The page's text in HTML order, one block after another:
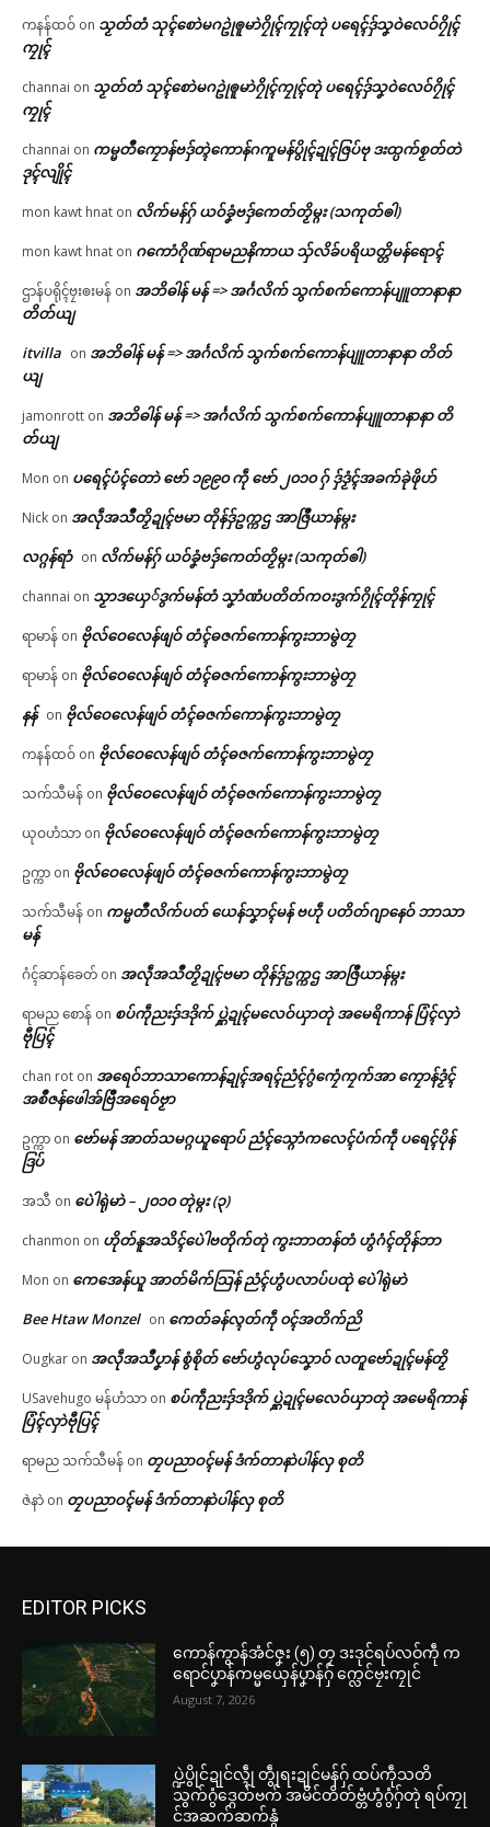
ကနန်ထဝ် on သၟတ်တံ သုၚ်စောဲမဂဥုဲၜူမာဲဂၠိုၚ်ကၠုၚ်တုဲ ပရေၚ်ဒှ်သၞဝဲလေဝ်ဂၠိုၚ်
ကၠုၚ်
channai on သၟတ်တံ သုၚ်စောဲမဂဥုဲၜူမာဲဂၠိုၚ်ကၠုၚ်တုဲ ပရေၚ်ဒှ်သၞဝဲလေဝ်ဂၠိုၚ်
ကၠုၚ်
channai on ကမ္မတဳကၠောန်ဗဒှ်တ္ၚဲကောန်ဂကူမန်ပွိုၚ်ဍုၚ်ဇြပ်ဗု ဒးထ္ပက်စၟတ်တဲ
ဒုၚ်လျိုၚ်
mon kawt hnat on လိက်မန်ဂှ် ယဝ်ခၞံဗဒှ်ကေတ်တၟိမ္ဂး (သကုတ်ၜါ)
mon kawt hnat on ဂကောံဂိုဏ်ရာမညနိကာယ သှ်လိခ်ပရိယတ္တိမန်ရောၚ်
ဌာန်ပရိုၚ်ဗၠးၜးမန် on အဘိဓါန် မန် => အၚ်္ဂလိက် သွက်စက်ကောန်ပျူတာနာနာ
တိတ်ယျ
itvilla on အဘိဓါန် မန် => အၚ်္ဂလိက် သွက်စက်ကောန်ပျူတာနာနာ တိတ်
ယျ
jamonrott on အဘိဓါန် မန် => အၚ်္ဂလိက် သွက်စက်ကောန်ပျူတာနာနာ တိ
တ်ယျ
Mon on ပရေၚ်ပံၚ်တောဲ ဗော် ၁၉၉၀ ကဵု ဗော် ၂၀၁၀ ဂှ် ဒှ်ဒၟံၚ်အခက်ခုဲဖိုဟ်
Nick on အလဵုအသဳတၟိဍုၚ်ဗမာ တိုန်ဒှ်ဥက္ကဌ အာဇြဳယာန်မ္ဂး
လဂ္ဂန်ရာံ on လိက်မန်ဂှ် ယဝ်ခၞံဗဒှ်ကေတ်တၟိမ္ဂး (သကုတ်ၜါ)
channai on သၟာဒယှေ်ဒွက်မန်တံ သၞာံဏံပတိတ်ကဝးဒွက်ဂၠိုၚ်တိုန်ကၠုၚ်
ရာမာန် on ဗိုလ်ဝေလေန်ဖျဝ် တံၚ်ဓဇက်ကောန်ကွးဘာမွဲတၠ
ရာမာန် on ဗိုလ်ဝေလေန်ဖျဝ် တံၚ်ဓဇက်ကောန်ကွးဘာမွဲတၠ
နန် on ဗိုလ်ဝေလေန်ဖျဝ် တံၚ်ဓဇက်ကောန်ကွးဘာမွဲတၠ
ကနန်ထဝ် on ဗိုလ်ဝေလေန်ဖျဝ် တံၚ်ဓဇက်ကောန်ကွးဘာမွဲတၠ
သက်သီမန် on ဗိုလ်ဝေလေန်ဖျဝ် တံၚ်ဓဇက်ကောန်ကွးဘာမွဲတၠ
ယုဝဟံသာ on ဗိုလ်ဝေလေန်ဖျဝ် တံၚ်ဓဇက်ကောန်ကွးဘာမွဲတၠ
ဥက္ကာ on ဗိုလ်ဝေလေန်ဖျဝ် တံၚ်ဓဇက်ကောန်ကွးဘာမွဲတၠ
သက်သီမန် on ကမ္မတဳလိက်ပတ် ယေန်သၞာၚ်မန် ဗဟဵု ပတိတ်ဂျာနေဝ် ဘာသာ
မန်
ဂံၚ်ဆာန်ခေတ် on အလဵုအသဳတၟိဍုၚ်ဗမာ တိုန်ဒှ်ဥက္ကဌ အာဇြဳယာန်မ္ဂး
ရာမည စောန် on စပ်ကဵုညးဒှ်ဒဒိုက် ပ္ဋဲဍုၚ်မလေဝ်ယှာတုဲ အမေရိကာန် ပြံၚ်လှာဲ
ဗီုပြၚ်
chan rot on အရေဝ်ဘာသာကောန်ဍုၚ်အရၚ်ညံၚ်ဂွံကၠေံကၠက်အာ ကၠောန်ဒၟံၚ်
အစဳဇန်ဖေါအ်ဗြဳအရေဝ်ဗၟာ
ဥက္ကာ on ဗော်မန် အာတ်သမဂ္ဂယူရောပ် ညံၚ်သ္ဂောံကလေၚ်ပံက်ကဵု ပရေၚ်ပိုန်
ဒြပ်
အသီ on ပေဲါရုဲမာဲ – ၂၀၁၀ တုဲမ္ဂး (၃)
chanmon on ဟိုတ်နူအသိၚ်ပေဲါဗတိုက်တုဲ ကွးဘာတန်တံ ဟွံဂံၚ်တိုန်ဘာ
Mon on ကေအေန်ယူ အာတ်မိက်သြန် ညံၚ်ဟွံပလာပ်ပထုဲ ပေဲါရုဲမာဲ
Bee Htaw Monzel on ကေတ်ခန်လ္ၚတ်ကဵု ၀ၚ်အတိက်ညိ
Ougkar on အလဵုအသဳပၞာန် စွံစိုတ် ဗော်ဟွံလုပ်သၞောဝ် လတူဗော်ဍုၚ်မန်တၟိ
USavehugo မန်ဟံသာ on စပ်ကဵုညးဒှ်ဒဒိုက် ပ္ဋဲဍုၚ်မလေဝ်ယှာတုဲ အမေရိကာန်
ပြံၚ်လှာဲဗီုပြၚ်
ရာမည သက်သီမန် on တၠပညာဝၚ်မန် ဒံက်တာနာဲပါန်လှ စုတိ
ဇဲနာဲ on တၠပညာဝၚ်မန် ဒံက်တာနာဲပါန်လှ စုတိ
EDITOR PICKS
ကောန်ကွာန်အံင်ဇၞး (၅) တၠ ဒးဒုင်ရပ်လဝ်ကဵု က
ရောင်ပၞာန်ကမ္မယှေန်ပၞာန်ဂှ် က္လေင်ဗၠးကၠုင်
August 7, 2026
ပ္ဍဲပွိုင်ဍုင်လ္ၚဵု တွဵုရးဍုင်မန်ဂှ် ထပ်ကဵုသတိ
သွက်ဂွံဒ္ဂေတ်ဗက် အမိင်တိတ်ဗ္တံဟွံဂွံဂှ်တုဲ ရပ်ကၠု
င်အဆက်ဆက်နွံ